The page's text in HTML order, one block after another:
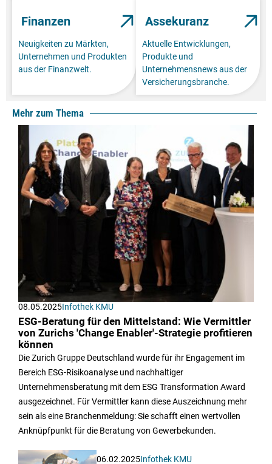
Finanzen
Neuigkeiten zu Märkten,
Unternehmen und Produkten
aus der Finanzwelt.
Assekuranz
Aktuelle Entwicklungen,
Produkte und
Unternehmensnews aus der
Versicherungsbranche.
Mehr zum Thema
08.05.2025Infothek KMU
ESG-Beratung für den Mittelstand: Wie Vermittler
von Zurichs 'Change Enabler'-Strategie profitieren
können
Die Zurich Gruppe Deutschland wurde für ihr Engagement im
Bereich ESG-Risikoanalyse und nachhaltiger
Unternehmensberatung mit dem ESG Transformation Award
ausgezeichnet. Für Vermittler kann diese Auszeichnung mehr
sein als eine Branchenmeldung: Sie schafft einen wertvollen
Anknüpfpunkt für die Beratung von Gewerbekunden.
06.02.2025Infothek KMU